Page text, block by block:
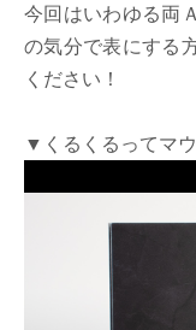
今回はいわゆる両
の気分で表にする
ください！
▼くるくるってマ